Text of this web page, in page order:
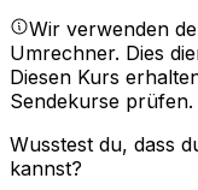
Wir verwenden
Umrechner. Dies
Diesen Kurs
Sendekurse prüfen.
Wusstest du, dass
kannst?